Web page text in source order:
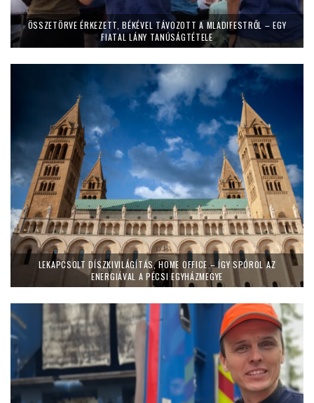
ÖSSZETÖRVE ÉRKEZETT, BÉKÉVEL TÁVOZOTT A MLADIFESTRŐL – EGY
FIATAL LÁNY TANÚSÁGTÉTELE
LEKAPCSOLT DÍSZKIVILÁGÍTÁS, HOME OFFICE – ÍGY SPÓROL AZ
ENERGIÁVAL A PÉCSI EGYHÁZMEGYE